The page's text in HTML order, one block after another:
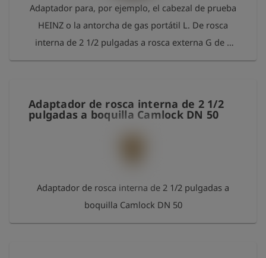
Adaptador para, por ejemplo, el cabezal de prueba
HEINZ o la antorcha de gas portátil L. De rosca
interna de 2 1/2 pulgadas a rosca externa G de 2
pulgadas. Incluye junta tórica. Material: latón
Adaptador de rosca interna de 2 1/2
pulgadas a boquilla Camlock DN 50
Adaptador de rosca interna de 2 1/2 pulgadas a
boquilla Camlock DN 50